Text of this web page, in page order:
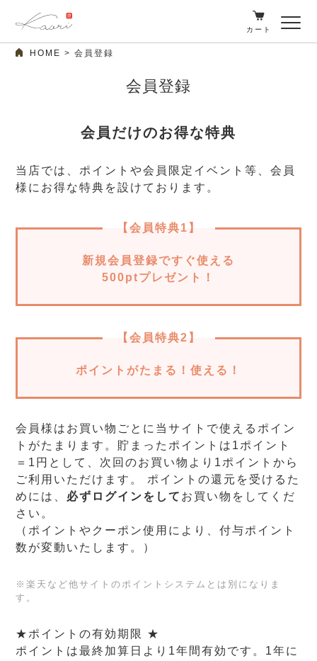
カート
HOME 会員登録
会員登録
会員だけのお得な特典
当店では、ポイントや会員限定イベント等、会員
様にお得な特典を設けております。
【会員特典1】
新規会員登録ですぐ使える
500ptプレゼント！
【会員特典2】
ポイントがたまる！使える！
会員様はお買い物ごとに当サイトで使えるポイン
トがたまります。貯まったポイントは1ポイント
＝1円として、次回のお買い物より1ポイントから
ご利用いただけます。 ポイントの還元を受けるた
めには、 必ずログインをして お買い物をしてくだ
さい。
（ポイントやクーポン使用により、付与ポイント
数が変動いたします。）
※楽天など他サイトのポイントシステムとは別になりま
す。
★ポイントの有効期限 ★
ポイントは最終加算日より1年間有効です。1年に